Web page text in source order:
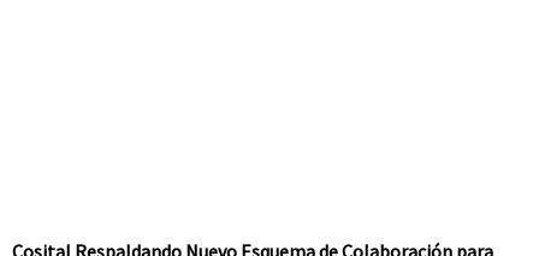
Cosital Respaldando Nuevo Esquema de Colaboración para